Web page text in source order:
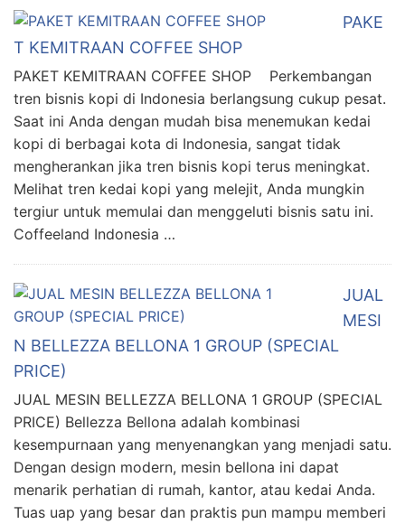
PAKE
T KEMITRAAN COFFEE SHOP
PAKET KEMITRAAN COFFEE SHOP Perkembangan
tren bisnis kopi di Indonesia berlangsung cukup pesat.
Saat ini Anda dengan mudah bisa menemukan kedai
kopi di berbagai kota di Indonesia, sangat tidak
mengherankan jika tren bisnis kopi terus meningkat.
Melihat tren kedai kopi yang melejit, Anda mungkin
tergiur untuk memulai dan menggeluti bisnis satu ini.
Coffeeland Indonesia …
JUAL
MESI
N BELLEZZA BELLONA 1 GROUP (SPECIAL
PRICE)
JUAL MESIN BELLEZZA BELLONA 1 GROUP (SPECIAL
PRICE) Bellezza Bellona adalah kombinasi
kesempurnaan yang menyenangkan yang menjadi satu.
Dengan design modern, mesin bellona ini dapat
menarik perhatian di rumah, kantor, atau kedai Anda.
Tuas uap yang besar dan praktis pun mampu memberi